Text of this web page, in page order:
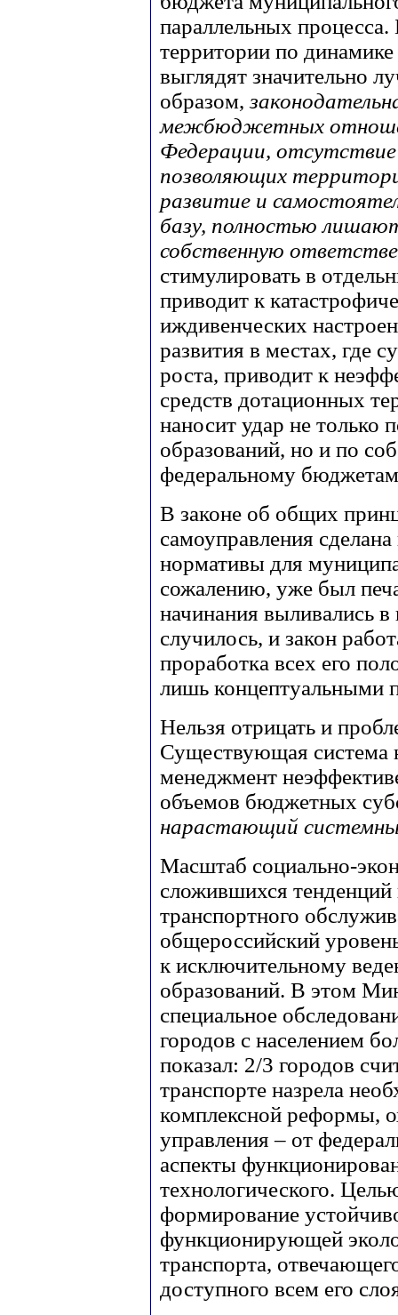
параллельных
территории по
выглядят значительно
образом,
межбюджетных
Федерации,
позволяющих
развитие и
базу, полностью
собственную
стимулировать в
приводит к
иждивенческих
развития в местах, где
роста, приводит к
средств дотационных
наносит удар не
образований, но и по
федеральному
В законе об общих
самоуправления
нормативы для
сожалению, уже был
начинания выливались
случилось, и закон
проработка всех его
лишь концептуальными
Нельзя отрицать и
Существующая система
менеджмент
объемов бюджетных
нарастающий
Масштаб социально-
сложившихся
транспортного
общероссийский
к исключительному
образований. В этом
специальное
городов с населением
показал: 2/3 городов
транспорте назрела
комплексной реформы,
управления – от
аспекты
технологического.
формирование
функционирующей
транспорта,
доступного всем его